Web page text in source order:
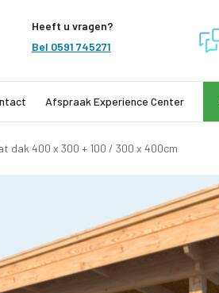
Heeft u vragen?
Bel 0591 745271
Afspraak Experience Center
dak 400 x 300 + 100 / 300 x 400cm